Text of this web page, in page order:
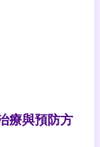
療與預防方